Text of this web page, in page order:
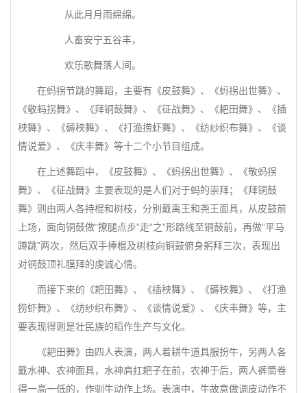
从此月月雨绵绵。
人畜安宁五谷丰，
欢乐歌舞落人间。
在蚂拐节跳的舞蹈，主要有《皮鼓舞》、《蚂拐出世舞》、
《敬蚂拐舞》、《拜铜鼓舞》、《征战舞》、《耙田舞》、《插
秧舞》、《薅秧舞》、《打渔捞虾舞》、《纺纱织布舞》、《谈
情说爱》、《庆丰舞》等十二个小节目组成。
在上述舞蹈中，《皮鼓舞》、《蚂拐出世舞》、《敬蚂拐
舞》、《征战舞》主要表现的是人们对于蚂的崇拜；《拜铜鼓
舞》则由两人各持棍和树枝，分别戴禹王和尧王面具，从皮鼓前
上场，面向铜鼓做“撩腿点步”走“之”形路线至铜鼓前，再做“平马
蹲跳”两次，然后双手捧棍及树枝向铜鼓俯身躬拜三次，表现出
对铜鼓顶礼膜拜的虔诚心情。
而接下来的《耙田舞》、《插秧舞》、《薅秧舞》、《打渔
捞虾舞》、《纺纱织布舞》、《谈情说爱》、《庆丰舞》等，主
要表现得则是壮民族的稻作生产与文化。
《耙田舞》由四人表演，两人着耕牛道具服扮牛，另两人各
戴水神、农神面具，水神肩扛耙子在前，农神于后，两人裤筒卷
得一高一低的，作驯牛动作上场。表演中，牛故意做调皮动作不